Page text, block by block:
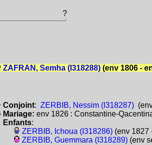
?
ZAFRAN, Semha (I318288) (env 1806 -
Conjoint:ZERBIB, Nessim (I318287)
Mariage:env 1826 : Constantine-
Enfants:
ZERBIB, Ichoua (I318286) (env 1827
ZERBIB, Guemmara (I318289) (env